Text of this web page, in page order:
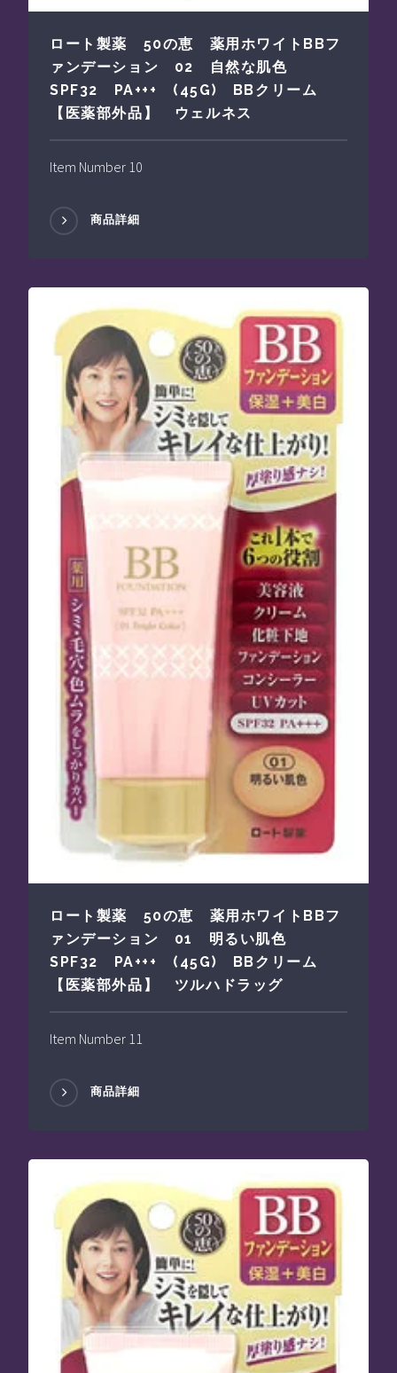
ロート製薬 50の恵 薬用ホワイトBBフ
ァンデーション 02 自然な肌色
SPF32 PA+++ (45G) BBクリーム
【医薬部外品】 ウェルネス
Item Number 10
商品詳細
ロート製薬 50の恵 薬用ホワイトBBフ
ァンデーション 01 明るい肌色
SPF32 PA+++ (45G) BBクリーム
【医薬部外品】 ツルハドラッグ
Item Number 11
商品詳細